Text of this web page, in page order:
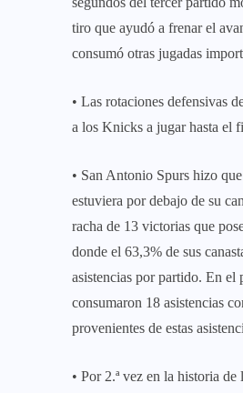
tiro que ayudó a frenar el
consumó otras jugadas
• Las rotaciones defensivas
a los Knicks a jugar hasta el
• San Antonio Spurs hizo
estuviera por debajo de su
racha de 13 victorias que
donde el 63,3% de sus
asistencias por partido. En
consumaron 18 asistencias
provenientes de estas
• Por 2.ª vez en la historia